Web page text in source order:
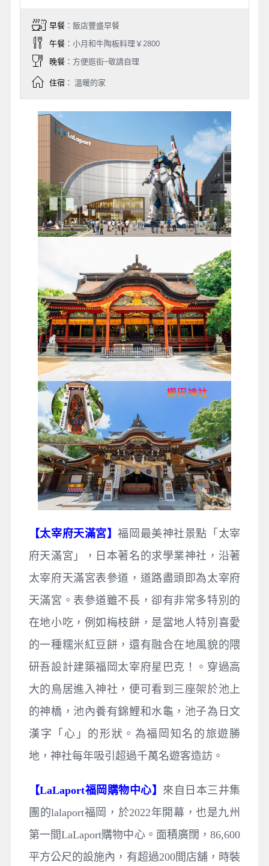
早餐：飯店豐盛早餐
午餐：小月和牛陶板料理￥2800
晚餐：方便逛街~敬請自理
住宿： 溫暖的家
【太宰府天滿宮】福岡最美神社景點「太宰
府天滿宮」，日本著名的求學業神社，沿著
太宰府天滿宮表參道，道路盡頭即為太宰府
天滿宮。表參道雖不長，卻有非常多特別的
在地小吃，例如梅枝餅，是當地人特別喜愛
的一種糯米紅豆餅，還有融合在地風貌的隈
研吾設計建築福岡太宰府星巴克！。穿過高
大的鳥居進入神社，便可看到三座架於池上
的神橋，池內養有錦鯉和水龜，池子為日文
漢字「心」的形狀。為福岡知名的旅遊勝
地，神社每年吸引超過千萬名遊客造訪。
【LaLaport福岡購物中心】 來自日本三井集
團的lalaport福岡，於2022年開幕，也是九州
第一間LaLaport購物中心。面積廣闊，86,600
平方公尺的設施內，有超過200間店舖，時裝